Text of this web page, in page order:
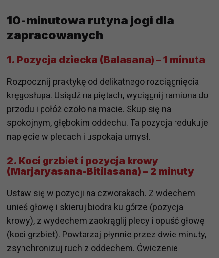
10-minutowa rutyna jogi dla
zapracowanych
1. Pozycja dziecka (Balasana) – 1 minuta
Rozpocznij praktykę od delikatnego rozciągnięcia
kręgosłupa. Usiądź na piętach, wyciągnij ramiona do
przodu i połóż czoło na macie. Skup się na
spokojnym, głębokim oddechu. Ta pozycja redukuje
napięcie w plecach i uspokaja umysł.
2. Koci grzbiet i pozycja krowy
(Marjaryasana-Bitilasana) – 2 minuty
Ustaw się w pozycji na czworakach. Z wdechem
unieś głowę i skieruj biodra ku górze (pozycja
krowy), z wydechem zaokrąglij plecy i opuść głowę
(koci grzbiet). Powtarzaj płynnie przez dwie minuty,
zsynchronizuj ruch z oddechem. Ćwiczenie